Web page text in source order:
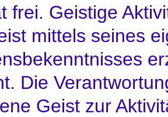
frei. Geistige
mittels seines
Die
Geist zur